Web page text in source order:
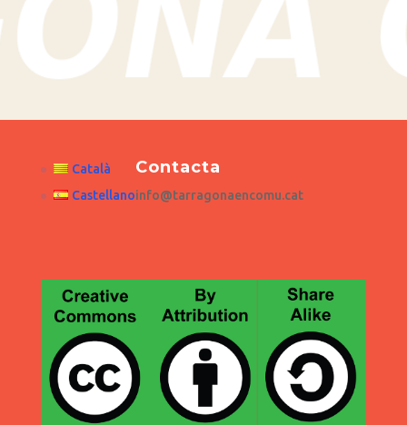
Català
Castellano
Contacta
info@tarragonaencomu.cat